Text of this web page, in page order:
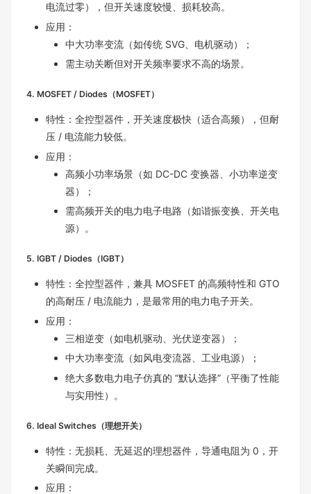
电流过零），但开关速度较慢、损耗较高。
应用：
中大功率变流（如传统 SVG、电机驱动）；
需主动关断但对开关频率要求不高的场景。
4. MOSFET / Diodes（MOSFET）
特性：全控型器件，开关速度极快（适合高频），但耐
压 / 电流能力较低。
应用：
高频小功率场景（如 DC-DC 变换器、小功率逆变
器）；
需高频开关的电力电子电路（如谐振变换、开关电
源）。
5. IGBT / Diodes（IGBT）
特性：全控型器件，兼具 MOSFET 的高频特性和 GTO
的高耐压 / 电流能力，是最常用的电力电子开关。
应用：
三相逆变（如电机驱动、光伏逆变器）；
中大功率变流（如风电变流器、工业电源）；
绝大多数电力电子仿真的 “默认选择”（平衡了性能
与实用性）。
6. Ideal Switches（理想开关）
特性：无损耗、无延迟的理想器件，导通电阻为 0，开
关瞬间完成。
应用：